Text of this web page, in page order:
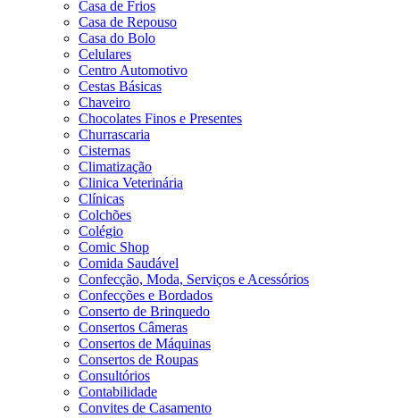
Casa de Frios
Casa de Repouso
Casa do Bolo
Celulares
Centro Automotivo
Cestas Básicas
Chaveiro
Chocolates Finos e Presentes
Churrascaria
Cisternas
Climatização
Clinica Veterinária
Clínicas
Colchões
Colégio
Comic Shop
Comida Saudável
Confecção, Moda, Serviços e Acessórios
Confecções e Bordados
Conserto de Brinquedo
Consertos Câmeras
Consertos de Máquinas
Consertos de Roupas
Consultórios
Contabilidade
Convites de Casamento